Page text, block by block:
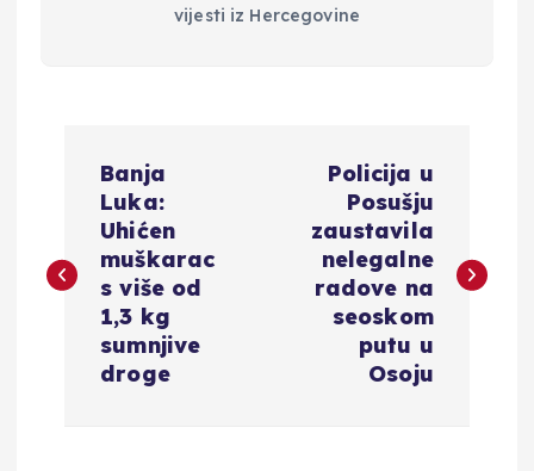
vijesti iz Hercegovine
v
Banja
Luka:
Uhićen
muškarac
s više od
1,3 kg
sumnjive
droge
Policija u
Posušju
zaustavila
nelegalne
radove na
seoskom
putu u
Osoju